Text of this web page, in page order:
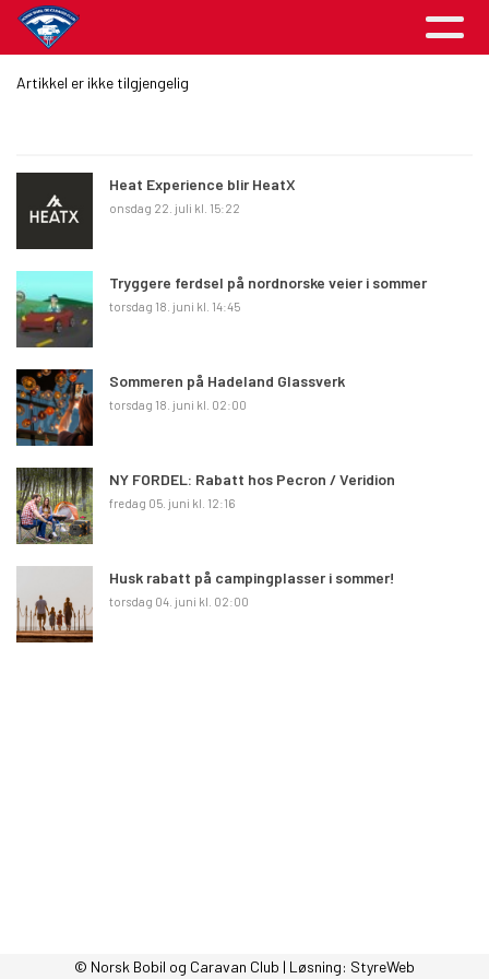
Artikkel er ikke tilgjengelig
Heat Experience blir HeatX
onsdag 22. juli kl. 15:22
Tryggere ferdsel på nordnorske veier i sommer
torsdag 18. juni kl. 14:45
Sommeren på Hadeland Glassverk
torsdag 18. juni kl. 02:00
NY FORDEL: Rabatt hos Pecron / Veridion
fredag 05. juni kl. 12:16
Husk rabatt på campingplasser i sommer!
torsdag 04. juni kl. 02:00
© Norsk Bobil og Caravan Club | Løsning: StyreWeb